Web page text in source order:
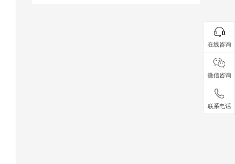
在线咨询
微信咨询
联系电话